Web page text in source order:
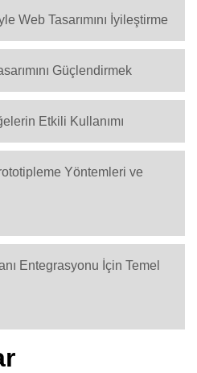
Web Tasarımını İyileştirme
Güçlendirmek
Etkili Kullanımı
Yöntemleri ve
Entegrasyonu İçin Temel